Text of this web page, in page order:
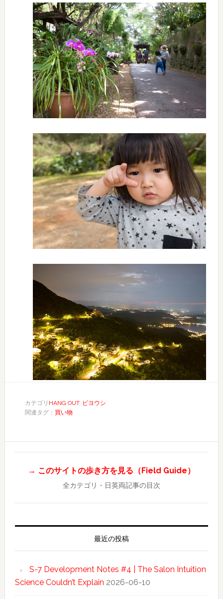
カテゴリ HANG OUT, ビヨウシ
関連タグ： 買い物
→ このサイトの歩き方を見る（Field Guide）
全カテゴリ・日英両記事の目次
最近の投稿
S-7 Development Notes #4 | The Salon Intuition
Science Couldn’t Explain 2026-06-10